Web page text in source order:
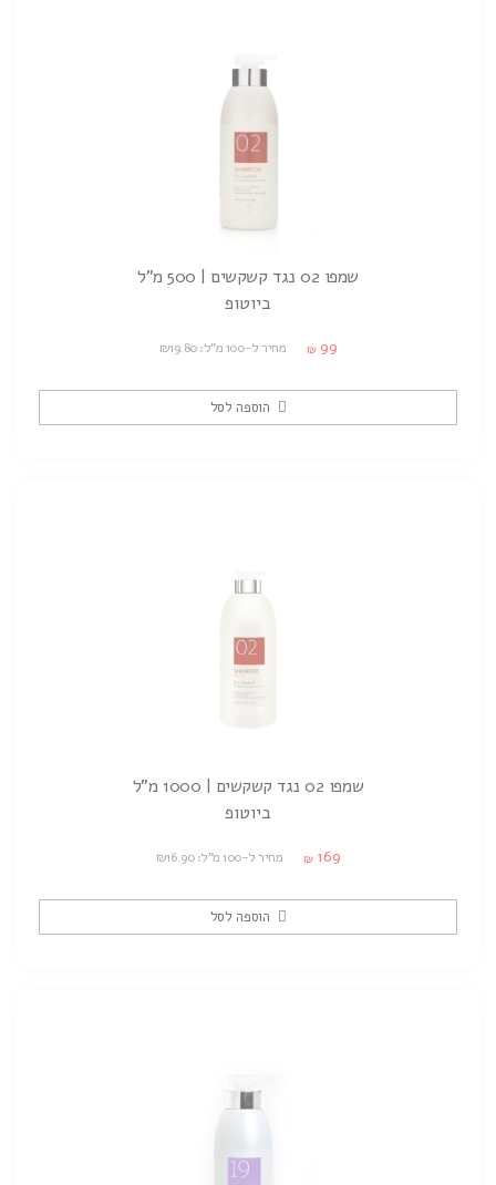
שמפו 02 נגד קשקשים | 500 מ"ל
ביוטופ
₪ 99 מחיר ל-100 מ"ל: ₪19.80
הוספה לסל
שמפו 02 נגד קשקשים | 1000 מ"ל
ביוטופ
₪ 169 מחיר ל-100 מ"ל: ₪16.90
הוספה לסל